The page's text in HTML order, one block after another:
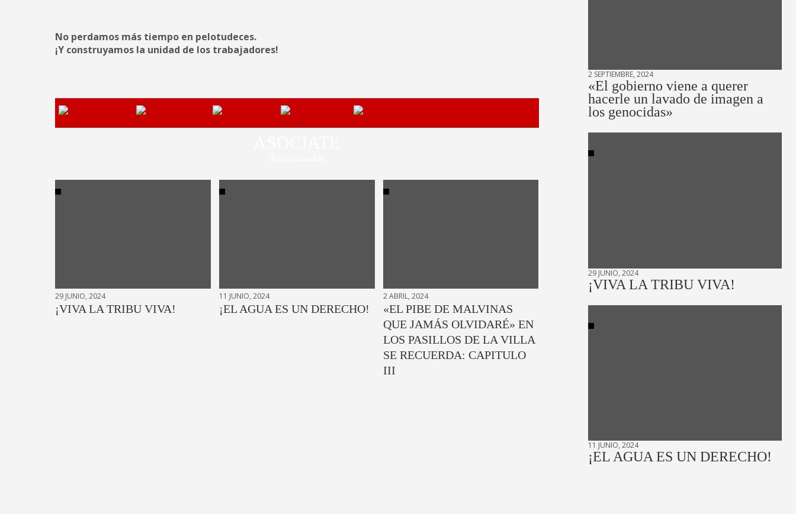
No perdamos más tiempo en pelotudeces.
¡Y construyamos la unidad de los trabajadores!
29 JUNIO, 2024
¡VIVA LA TRIBU VIVA!
11 JUNIO, 2024
¡EL AGUA ES UN DERECHO!
2 ABRIL, 2024
«EL PIBE DE MALVINAS
QUE JAMÁS OLVIDARÉ» EN
LOS PASILLOS DE LA VILLA
SE RECUERDA: CAPITULO
III
2 SEPTIEMBRE, 2024
«El gobierno viene a querer
hacerle un lavado de imagen a
los genocidas»
29 JUNIO, 2024
¡VIVA LA TRIBU VIVA!
11 JUNIO, 2024
¡EL AGUA ES UN DERECHO!